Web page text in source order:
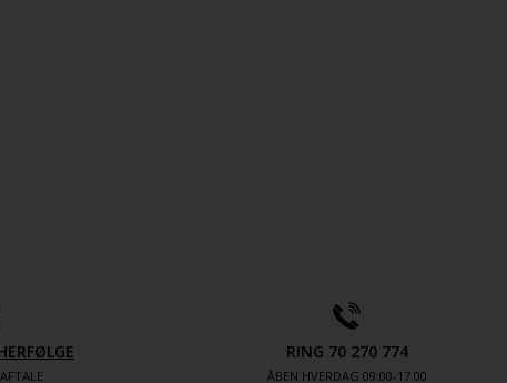
RING 70 270 774
ÅBEN HVERDAG 09:00-17.00